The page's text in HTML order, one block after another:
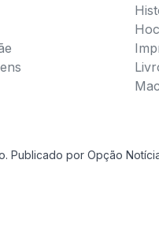
Publicado por Opção